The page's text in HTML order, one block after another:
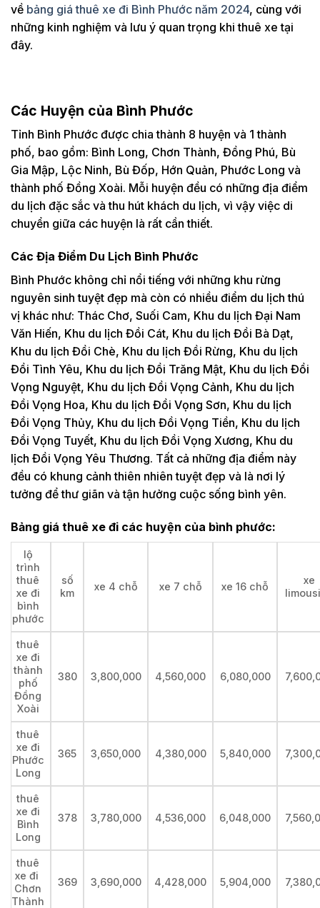
về bảng giá thuê xe đi Bình Phước năm 2024, cùng với
những kinh nghiệm và lưu ý quan trọng khi thuê xe tại
đây.
Các Huyện của Bình Phước
Tỉnh Bình Phước được chia thành 8 huyện và 1 thành
phố, bao gồm: Bình Long, Chơn Thành, Đồng Phú, Bù
Gia Mập, Lộc Ninh, Bù Đốp, Hớn Quản, Phước Long và
thành phố Đồng Xoài. Mỗi huyện đều có những địa điểm
du lịch đặc sắc và thu hút khách du lịch, vì vậy việc di
chuyển giữa các huyện là rất cần thiết.
Các Địa Điểm Du Lịch Bình Phước
Bình Phước không chỉ nổi tiếng với những khu rừng
nguyên sinh tuyệt đẹp mà còn có nhiều điểm du lịch thú
vị khác như: Thác Chơ, Suối Cam, Khu du lịch Đại Nam
Văn Hiến, Khu du lịch Đồi Cát, Khu du lịch Đồi Bà Dạt,
Khu du lịch Đồi Chè, Khu du lịch Đồi Rừng, Khu du lịch
Đồi Tình Yêu, Khu du lịch Đồi Trăng Mật, Khu du lịch Đồi
Vọng Nguyệt, Khu du lịch Đồi Vọng Cảnh, Khu du lịch
Đồi Vọng Hoa, Khu du lịch Đồi Vọng Sơn, Khu du lịch
Đồi Vọng Thủy, Khu du lịch Đồi Vọng Tiền, Khu du lịch
Đồi Vọng Tuyết, Khu du lịch Đồi Vọng Xương, Khu du
lịch Đồi Vọng Yêu Thương. Tất cả những địa điểm này
đều có khung cảnh thiên nhiên tuyệt đẹp và là nơi lý
tưởng để thư giãn và tận hưởng cuộc sống bình yên.
Bảng giá thuê xe đi các huyện của bình phước:
lộ
trình
thuê
xe đi
bình
phước
số
km
xe 4 chỗ xe 7 chỗ xe 16 chỗ
xe
thuê
xe đi
thành
phố
Đồng
Xoài
380 3,800,000 4,560,000 6,080,000
thuê
xe đi
Phước
Long
365 3,650,000 4,380,000 5,840,000
thuê
xe đi
Bình
Long
378 3,780,000 4,536,000 6,048,000
thuê
xe đi
Chơn
Thành
369 3,690,000 4,428,000 5,904,000